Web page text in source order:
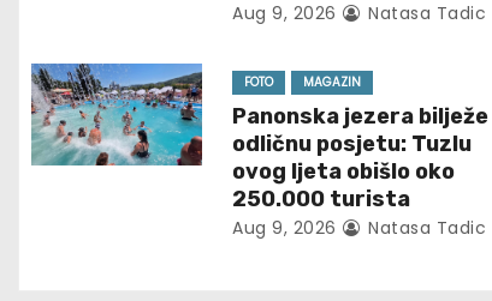
i
g
a
Aug 9, 2026 Natasa Tadic
FOTO MAGAZIN
Panonska jezera bilježe
odličnu posjetu: Tuzlu
ovog ljeta obišlo oko
250.000 turista
Aug 9, 2026 Natasa Tadic